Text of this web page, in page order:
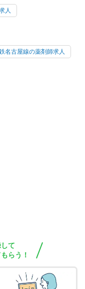
人
名古屋線の薬剤師求人
て
らう！